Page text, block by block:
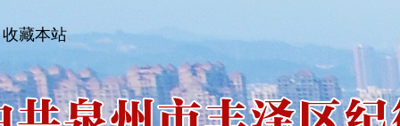
收藏本站